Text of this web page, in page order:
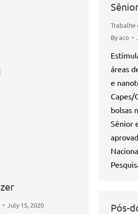
July 15, 2020
Trabalhe
Byaco
áreas
e
Capes/
bolsas
Sênior
Pós-